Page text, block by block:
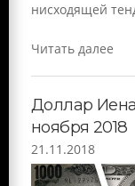
нисходящей
Читать далее
Доллар Иена
ноября 2018
21.11.2018